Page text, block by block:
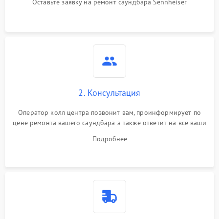
Оставьте заявку на ремонт саундбара Sennheiser
2. Консультация
Оператор колл центра позвонит вам, проинформирует по
цене ремонта вашего саундбара а также ответит на все ваши
Подробнее